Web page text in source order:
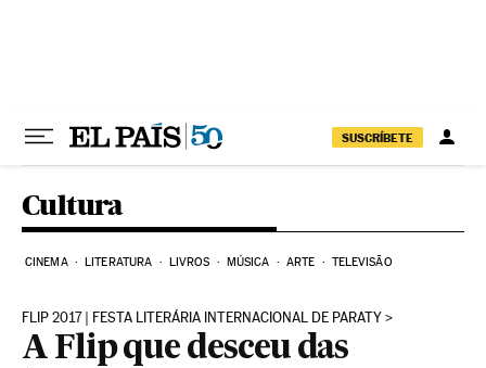
SUSCRÍBETE
Cultura
CINEMA LITERATURA LIVROS MÚSICA ARTE TELEVISÃO
FLIP 2017 | FESTA LITERÁRIA INTERNACIONAL DE PARATY
A Flip que desceu das